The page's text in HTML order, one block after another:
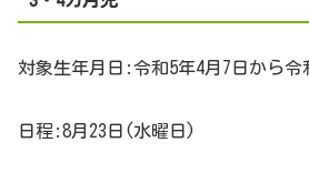
対象生年月日:令和5年4月7日から令
日程:8月23日(水曜日)